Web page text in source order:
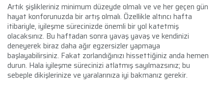
Artık şişlikleriniz minimum düzeyde olmalı ve ve her geçen gün
hayat konforunuzda bir artış olmalı. Özellikle altıncı hafta
itibariyle, iyileşme sürecinizde önemli bir yol katetmiş
olacaksınız. Bu haftadan sonra yavaş yavaş ve kendinizi
deneyerek biraz daha ağır egzersizler yapmaya
başlayabilirsiniz. Fakat zorlandığınızı hissettiğiniz anda hemen
durun. Hala iyileşme sürecinizi atlatmış sayılmazsınız; bu
sebeple dikişlerinize ve yaralarınıza iyi bakmanız gerekir.